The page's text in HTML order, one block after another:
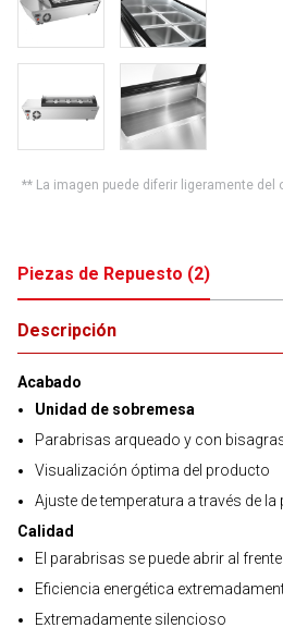
** La imagen puede diferir ligeramente del
Piezas de Repuesto (2)
Descripción
Acabado
Unidad de sobremesa
Parabrisas arqueado y con
Visualización óptima del producto
Ajuste de temperatura a través de la
Calidad
El parabrisas se puede abrir al frente
Eficiencia energética
Extremadamente silencioso